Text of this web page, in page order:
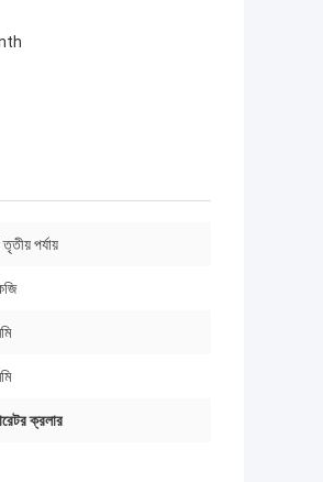
পর্যায়
ক্রলার